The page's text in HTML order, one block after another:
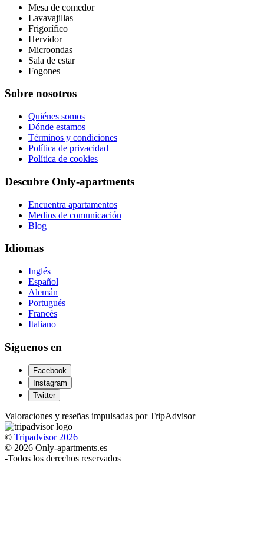
Mesa de comedor
Lavavajillas
Frigorífico
Hervidor
Microondas
Sala de estar
Fogones
Sobre nosotros
Quiénes somos
Dónde estamos
Términos y condiciones
Política de privacidad
Política de cookies
Descubre Only-apartments
Encuentra apartamentos
Medios de comunicación
Blog
Idiomas
Inglés
Español
Alemán
Portugués
Francés
Italiano
Síguenos en
Facebook
Instagram
Twitter
Valoraciones y reseñas impulsadas por TripAdvisor
© Tripadvisor 2026
© 2026 Only-apartments.es
-Todos los derechos reservados